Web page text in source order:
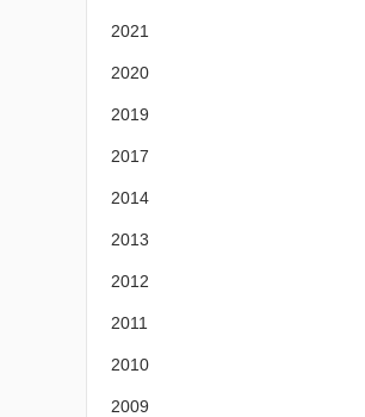
2021
2020
2019
2017
2014
2013
2012
2011
2010
2009